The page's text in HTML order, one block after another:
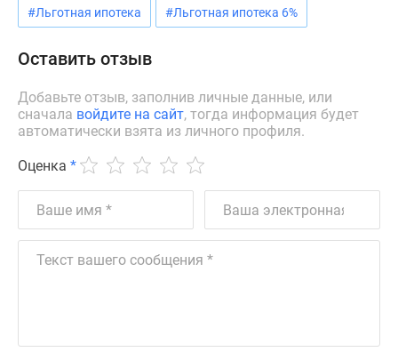
сайте
Машино-
места
Апартаменты
#траншевая
#рассрочка
ИТ-
ипотека
Квартиры
#Льготная ипотека #Льготная ипотека 6%
Оставить отзыв
Добавьте отзыв, заполнив личные данные, или
сначала войдите на сайт, тогда информация будет
автоматически взята из личного профиля.
Оценка *